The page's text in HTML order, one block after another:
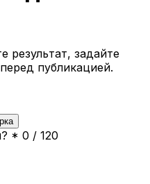
результат, задайте
публикацией.
* 0 / 120